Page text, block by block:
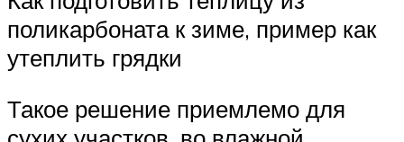
поликарбоната к зиме, пример как
утеплить грядки
Такое решение приемлемо для